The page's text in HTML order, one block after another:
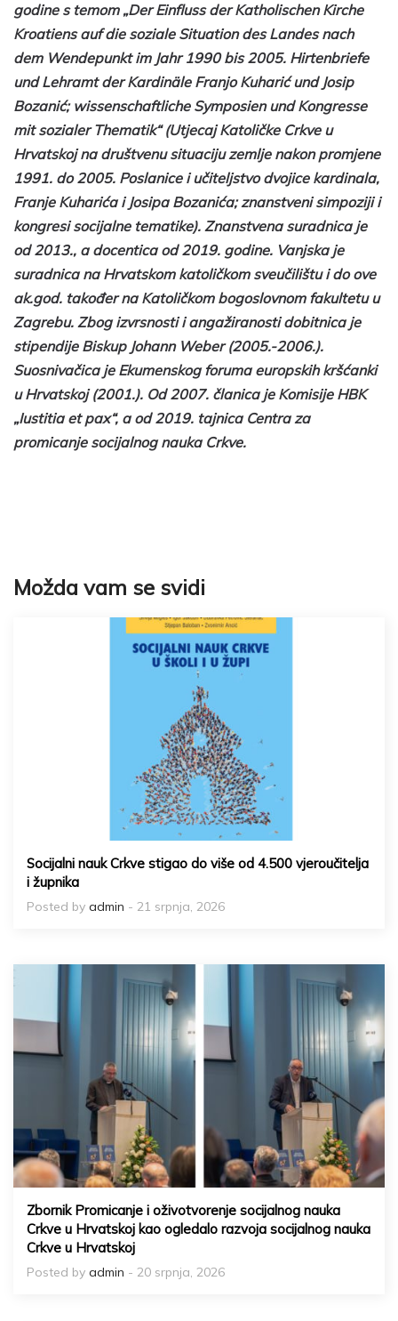
godine s temom „Der Einfluss der Katholischen Kirche
Kroatiens auf die soziale Situation des Landes nach
dem Wendepunkt im Jahr 1990 bis 2005. Hirtenbriefe
und Lehramt der Kardinäle Franjo Kuharić und Josip
Bozanić; wissenschaftliche Symposien und Kongresse
mit sozialer Thematik“ (Utjecaj Katoličke Crkve u
Hrvatskoj na društvenu situaciju zemlje nakon promjene
1991. do 2005. Poslanice i učiteljstvo dvojice kardinala,
Franje Kuharića i Josipa Bozanića; znanstveni simpoziji i
kongresi socijalne tematike). Znanstvena suradnica je
od 2013., a docentica od 2019. godine. Vanjska je
suradnica na Hrvatskom katoličkom sveučilištu i do ove
ak.god. također na Katoličkom bogoslovnom fakultetu u
Zagrebu. Zbog izvrsnosti i angažiranosti dobitnica je
stipendije Biskup Johann Weber (2005.-2006.).
Suosnivačica je Ekumenskog foruma europskih kršćanki
u Hrvatskoj (2001.). Od 2007. članica je Komisije HBK
„Iustitia et pax“, a od 2019. tajnica Centra za
promicanje socijalnog nauka Crkve.
Možda vam se svidi
Socijalni nauk Crkve stigao do više od 4.500 vjeroučitelja
i župnika
Posted by admin - 21 srpnja, 2026
Zbornik Promicanje i oživotvorenje socijalnog nauka
Crkve u Hrvatskoj kao ogledalo razvoja socijalnog nauka
Crkve u Hrvatskoj
Posted by admin - 20 srpnja, 2026